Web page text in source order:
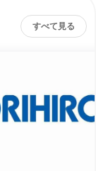
すべて見る